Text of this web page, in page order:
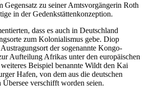
Gegensatz zu seiner Amtsvorgängerin Roth
in der Gedenkstättenkonzeption.
dass es auch in Deutschland
zum Kolonialismus gebe. Diop
der sogenannte Kongo-
Aufteilung Afrikas unter den europäischen
Beispiel benannte Wildt den Kai
Hafen, von dem aus die deutschen
verschifft worden seien.